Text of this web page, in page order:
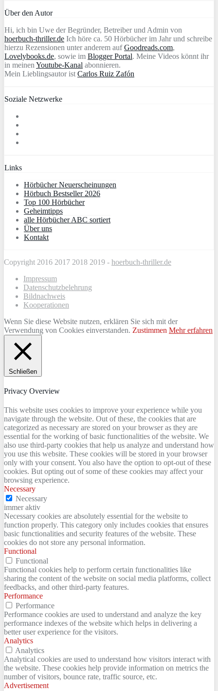
Über den Autor
Hi, ich bin Uwe der Begründer, Betreiber und Admin von
hoerbuch-thriller.de Ich höre ca. 50 Hörbücher im Jahr und schreibe
hierzu Rezensionen unter anderem aufGoodreads.com,
Lovelybooks.de, sowie im Blogger Portal. Meine Videos könnt ihr
in meinen Youtube-Kanal abonnieren.
Mein Lieblingsautor ist Carlos Ruiz Zafón
Soziale Netzwerke
Links
Hörbücher Neuerscheinungen
Hörbuch Bestseller 2026
Top 100 Hörbücher
Geheimtipps
alle Hörbücher ABC sortiert
Über uns
Kontakt
Copyright 2016 2017 2018 2019 - hoerbuch-thriller.de
Impressum
Datenschutzbelehrung
Bildnachweis
Kooperationen
Wenn Sie diese Website nutzen, erklären Sie sich mit der
Verwendung von Cookies einverstanden. Zustimmen Mehr erfahren
Schließen
Privacy Overview
This website uses cookies to improve your experience while you
navigate through the website. Out of these, the cookies that are
categorized as necessary are stored on your browser as they are
essential for the working of basic functionalities of the website. We
also use third-party cookies that help us analyze and understand how
you use this website. These cookies will be stored in your browser
only with your consent. You also have the option to opt-out of these
cookies. But opting out of some of these cookies may affect your
browsing experience.
Necessary
Necessary
immer aktiv
Necessary cookies are absolutely essential for the website to
function properly. This category only includes cookies that ensures
basic functionalities and security features of the website. These
cookies do not store any personal information.
Functional
Functional
Functional cookies help to perform certain functionalities like
sharing the content of the website on social media platforms, collect
feedbacks, and other third-party features.
Performance
Performance
Performance cookies are used to understand and analyze the key
performance indexes of the website which helps in delivering a
better user experience for the visitors.
Analytics
Analytics
Analytical cookies are used to understand how visitors interact with
the website. These cookies help provide information on metrics the
number of visitors, bounce rate, traffic source, etc.
Advertisement